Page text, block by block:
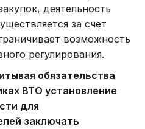
деятельность
за счет
возможность
регулирования.
обязательства
ВТО установление
для
заключать